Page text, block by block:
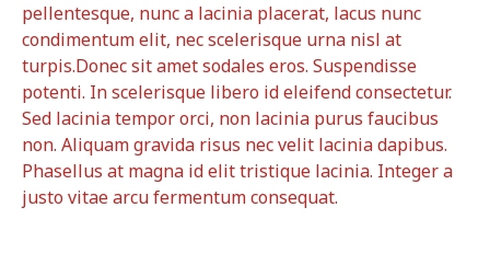
pellentesque, nunc a lacinia placerat, lacus nunc
condimentum elit, nec scelerisque urna nisl at
turpis.Donec sit amet sodales eros. Suspendisse
potenti. In scelerisque libero id eleifend consectetur.
Sed lacinia tempor orci, non lacinia purus faucibus
non. Aliquam gravida risus nec velit lacinia dapibus.
Phasellus at magna id elit tristique lacinia. Integer a
justo vitae arcu fermentum consequat.